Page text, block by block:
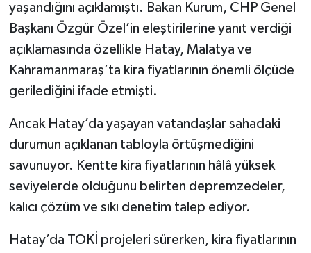
yaşandığını açıklamıştı. Bakan Kurum, CHP Genel
Başkanı Özgür Özel’in eleştirilerine yanıt verdiği
açıklamasında özellikle Hatay, Malatya ve
Kahramanmaraş’ta kira fiyatlarının önemli ölçüde
gerilediğini ifade etmişti.
Ancak Hatay’da yaşayan vatandaşlar sahadaki
durumun açıklanan tabloyla örtüşmediğini
savunuyor. Kentte kira fiyatlarının hâlâ yüksek
seviyelerde olduğunu belirten depremzedeler,
kalıcı çözüm ve sıkı denetim talep ediyor.
Hatay’da TOKİ projeleri sürerken, kira fiyatlarının